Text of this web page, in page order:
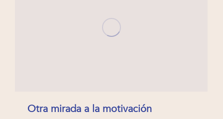
Otra mirada a la motivación